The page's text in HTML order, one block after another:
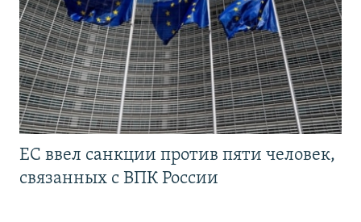
ЕС ввел санкции против пяти человек,
связанных с ВПК России